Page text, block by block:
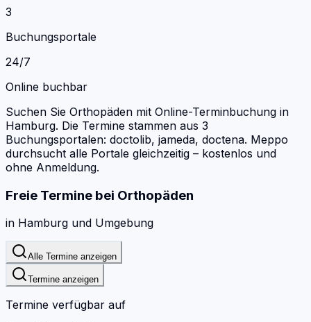
3
Buchungsportale
24/7
Online buchbar
Suchen Sie Orthopäden mit Online-Terminbuchung in
Hamburg. Die Termine stammen aus 3
Buchungsportalen: doctolib, jameda, doctena. Meppo
durchsucht alle Portale gleichzeitig – kostenlos und
ohne Anmeldung.
Freie Termine bei Orthopäden
in Hamburg und Umgebung
Alle Termine anzeigen
Termine anzeigen
Termine verfügbar auf